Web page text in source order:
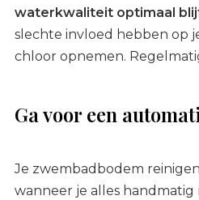
waterkwaliteit optimaal
slechte invloed hebben op
chloor opnemen.
Ga voor een
Je zwembadbodem
wanneer je alles handmatig